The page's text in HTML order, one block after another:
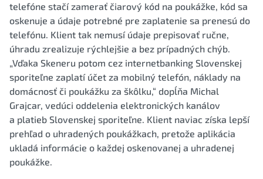
telefóne stačí zamerať čiarový kód na poukážke, kód sa
oskenuje a údaje potrebné pre zaplatenie sa prenesú do
telefónu. Klient tak nemusí údaje prepisovať ručne,
úhradu zrealizuje rýchlejšie a bez prípadných chýb.
„Vďaka Skeneru potom cez internetbanking Slovenskej
sporiteľne zaplatí účet za mobilný telefón, náklady na
domácnosť či poukážku za škôlku,“ dopĺňa Michal
Grajcar, vedúci oddelenia elektronických kanálov
a platieb Slovenskej sporiteľne. Klient naviac získa lepší
prehľad o uhradených poukážkach, pretože aplikácia
ukladá informácie o každej oskenovanej a uhradenej
poukážke.